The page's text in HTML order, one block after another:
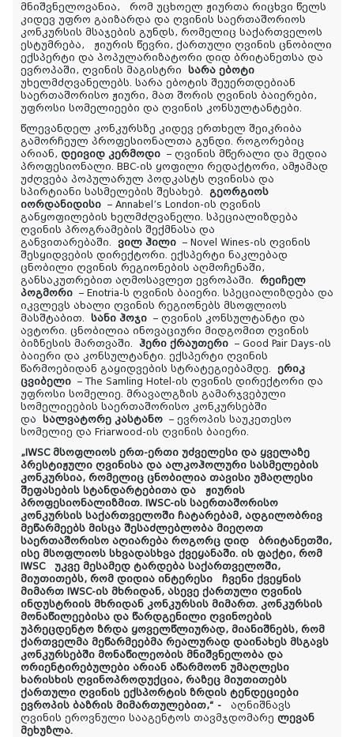
მნიშვნელოვანია, რომ უცხოელ ჟიურთა რიცხვი წელს
კიდევ უფრო გაიზარდა და ღვინის საერთაშორიოს
კონკურსის მსაჯების გუნდს, რომელიც საქართველოს
ესტუმრება, ჟიურის წევრი, ქართული ღვინის ცნობილი
ექსპერტი და პოპულარიზატორი დიდ ბრიტანეთსა და
ევროპაში, ღვინის მაგისტრი სარა ებოტი
უხელმძღვანელებს. სარა ებოტის შეუერთდებიან
საერთაშორისო ჟიური, მათ შორის ღვინის ბაიერები,
უფროსი სომელიეები და ღვინის კონსულტანტები.
წლევანდელ კონკურსზე კიდევ ერთხელ შეიკრიბა
გამორჩეულ პროფესიონალთა გუნდი. როგორებიც
არიან, დეივიდ კერმოდი – ღვინის მწერალი და მედია
პროფესიონალი. BBC-ის ყოფილი რედაქტორი, ამჟამად
უძღვება პოპულარულ პოდკასტს ღვინისა და
სპირტიანი სასმელების შესახებ. გეორგიოს
იორდანიდისი – Annabel’s London-ის ღვინის
განყოფილების ხელმძღვანელი. სპეციალიზდება
ღვინის პროგრამების შექმნასა და
განვითარებაში. ვილ ჰილი – Novel Wines-ის ღვინის
შესყიდვების დირექტორი. ექსპერტი ნაკლებად
ცნობილი ღვინის რეგიონების აღმოჩენაში,
განსაკუთრებით აღმოსავლეთ ევროპაში. რეიჩელ
პოგმორი – Enotria-ს ღვინის ბაიერი. სპეციალიზდება და
იკვლევს ახალი ღვინის რეგიონებს მსოფლიოს
მასშტაბით. სანი ჰოჯი – ღვინის კონსულტანტი და
ავტორი. ცნობილია ინოვაციური მიდგომით ღვინის
ბიზნესის მართვაში. ჰერი ქრაუთერი – Good Pair Days-ის
ბაიერი და კონსულტანტი. ექსპერტი ღვინის
წარმოებიდან გაყიდვების სტრატეგიებამდე. ერიკ
ცვიბელი – The Samling Hotel-ის ღვინის დირექტორი და
უფროსი სომელიე. მრავალგზის გამარჯვებული
სომელიეების საერთაშორისო კონკურსებში
და სალვატორე კასტანო – ევროპის საუკეთესო
სომელიე და Friarwood-ის ღვინის ბაიერი.
„IWSC მსოფლიოს ერთ-ერთი უძველესი და ყველაზე
პრესტიჟული ღვინისა და ალკოჰოლური სასმელების
კონკურსია, რომელიც ცნობილია თავისი უმაღლესი
შეფასების სტანდარტებითა და ჟიურის
პროფესიონალიზმით. IWSC-ის საერთაშორისო
კონკურსის საქართველოში ჩატარებამ, ადგილობრივ
მეწარმეებს მისცა შესაძლებლობა მიეღოთ
საერთაშორისო აღიარება როგორც დიდ ბრიტანეთში,
ისე მსოფლიოს სხვადასხვა ქვეყანაში. ის ფაქტი, რომ
IWSC უკვე მესამედ ტარდება საქართველოში,
მიუთითებს, რომ დიდია ინტერესი ჩვენი ქვეყნის
მიმართ IWSC-ის მხრიდან, ასევე ქართული ღვინის
ინდუსტრიის მხრიდან კონკურსის მიმართ. კონკურსის
მონაწილეებისა და წარდგენილი ღვინოების
უპრეცდენტო ზრდა ყოველწლიურად, მიანიშნებს, რომ
ქართველმა მეწარმეებმა რეალურად დაინახეს მსგავს
კონკურსებში მონაწილეობის მნიშვნელობა და
ორიენტირებულები არიან აწარმოონ უმაღლესი
ხარისხის ღვინოპროდუქცია, რაზეც მიუთითებს
ქართული ღვინის ექსპორტის ზრდის ტენდეციები
ევროპის ბაზრის მიმართულებით,“ - აღნიშნავს
ღვინის ეროვნული სააგენტოს თავმჯდომარე ლევან
მეხუზლა.